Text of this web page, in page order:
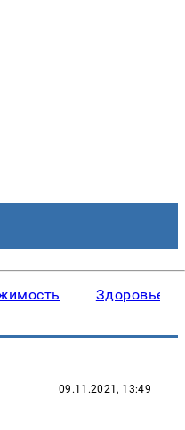
Здоровье
09.11.2021, 13:49